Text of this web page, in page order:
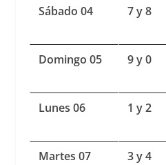
Sábado 04
7 y 8
Domingo 05
9 y 0
Lunes 06
1 y 2
Martes 07
3 y 4